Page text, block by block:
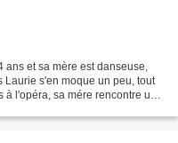
et sa mère est danseuse,
Laurie s'en moque un peu, tout
à l'opéra, sa mére rencontre un